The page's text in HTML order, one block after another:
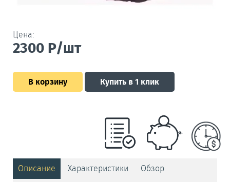
Цена:
2300 Р/шт
В корзину Купить в 1 клик
Описание Характеристики Обзор